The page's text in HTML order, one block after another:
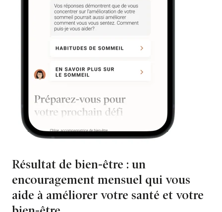
Résultat de bien-être : un
encouragement mensuel qui vous
aide à améliorer votre santé et votre